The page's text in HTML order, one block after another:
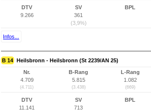
DTV
9.266
SV
361
(3,9%)
BPL
Infos...
B 14 Heilsbronn - Heilsbronn (St 2239/AN 25)
Nr.
4.709
(4.711)
B-Rang
5.815
(3.438)
L-Rang
1.082
(669)
DTV
11.141
SV
713
BPL